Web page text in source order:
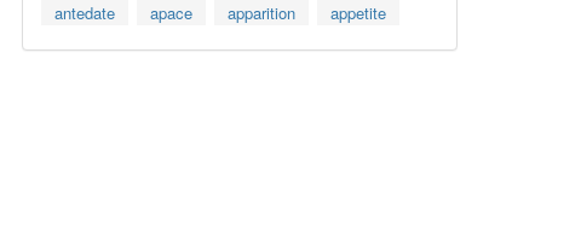
antedate
apace apparition appetite